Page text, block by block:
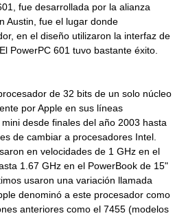
fue desarrollada por la alianza
Austin, fue el lugar donde
en el diseño utilizaron la interfaz de
PowerPC 601 tuvo bastante éxito.
de 32 bits de un solo núcleo
por Apple en sus líneas
desde finales del año 2003 hasta
de cambiar a procesadores Intel.
en velocidades de 1 GHz en el
1.67 GHz en el PowerBook de 15"
usaron una variación llamada
denominó a este procesador como
anteriores como el 7455 (modelos